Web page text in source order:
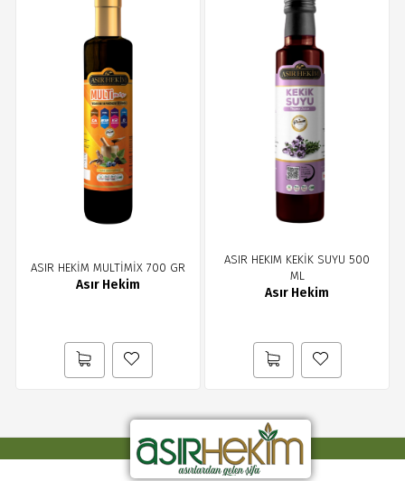
ASIR HEKİM MULTİMİX 700 GR
Asır Hekim
ASIR HEKIM KEKİK SUYU 500
ML
Asır Hekim